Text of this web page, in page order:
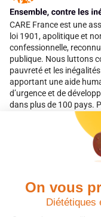
On vous
Diététiques
CARE France est une
loi 1901, apolitique et
confessionnelle,
publique. Nous luttons
pauvreté et les inégalités
apportant une aide
d’urgence et de
dans plus de 100 pays.
qu’elles sont les premières
victimes des inégalités,
les femmes et les filles
Quels avantages
Chaque don effectué à